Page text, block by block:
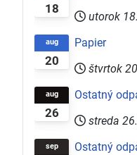
18
utorok
20
aug
Papier
štvrtok
26
aug
Ostatný
streda
sep
Ostatný